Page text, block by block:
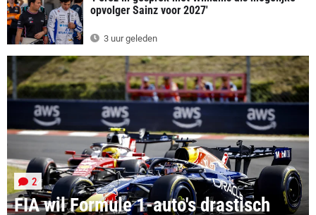
opvolger Sainz voor 2027'
3 uur geleden
FIA wil Formule 1-auto's drastisch
2